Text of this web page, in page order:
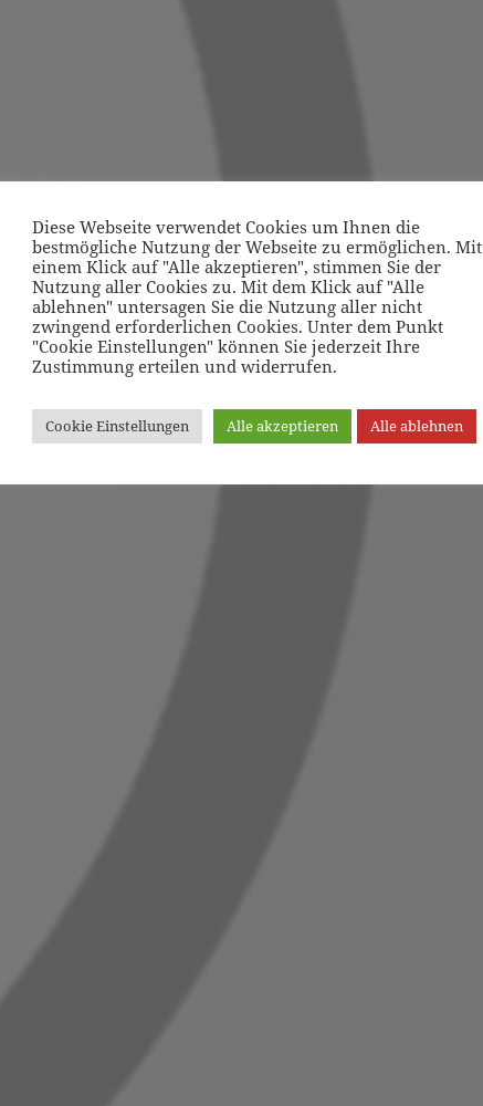
Diese Webseite verwendet Cookies um Ihnen die
bestmögliche Nutzung der Webseite zu ermöglichen. Mit
einem Klick auf "Alle akzeptieren", stimmen Sie der
Nutzung aller Cookies zu. Mit dem Klick auf "Alle
ablehnen" untersagen Sie die Nutzung aller nicht
zwingend erforderlichen Cookies. Unter dem Punkt
"Cookie Einstellungen" können Sie jederzeit Ihre
Zustimmung erteilen und widerrufen.
Cookie Einstellungen Alle akzeptieren Alle ablehnen